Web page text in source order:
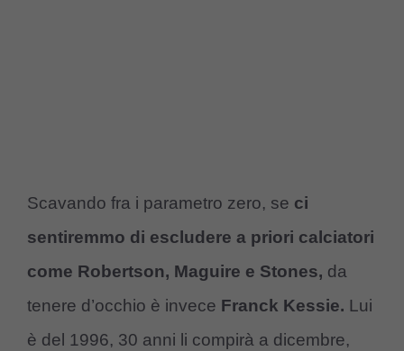
Scavando fra i parametro zero, se ci
sentiremmo di escludere a priori calciatori
come Robertson, Maguire e Stones, da
tenere d’occhio è invece Franck Kessie. Lui
è del 1996, 30 anni li compirà a dicembre,